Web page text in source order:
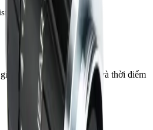
46.5
theo số lượng, tồn kho và thời điểm